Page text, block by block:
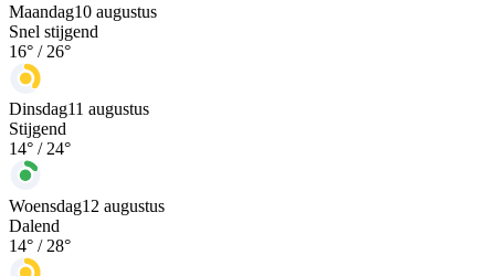
Maandag10 augustus
Snel stijgend
16° / 26°
Dinsdag11 augustus
Stijgend
14° / 24°
Woensdag12 augustus
Dalend
14° / 28°